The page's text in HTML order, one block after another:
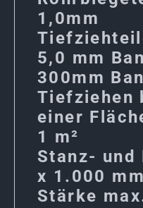
1,0mm
5,0 mm
300mm
Tiefziehen
einer
1 m²
Stanz- und
x 1.000 mm
Stärke